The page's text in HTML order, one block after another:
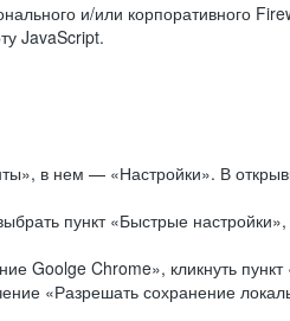
и/или корпоративного
JavaScript.
в нем — «Настройки». В
пункт «Быстрые
Goolge Chrome», кликнуть
«Разрешать сохранение